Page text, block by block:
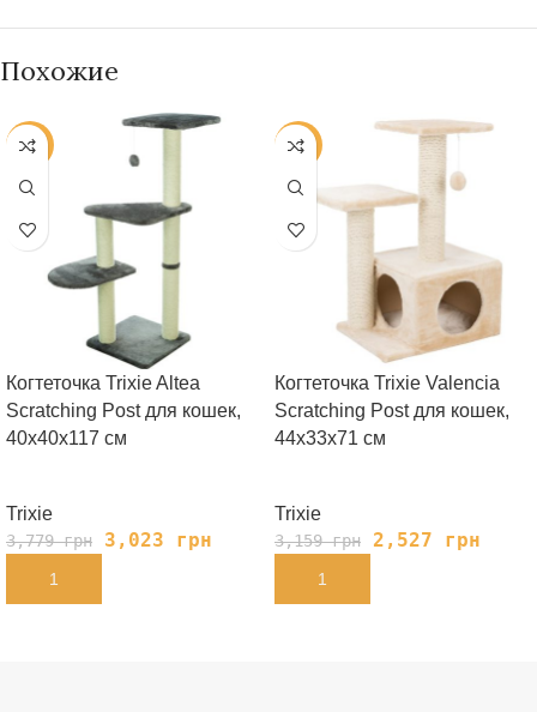
Похожие
-20%
Когтеточка Trixie Altea
Scratching Post для кошек,
40х40х117 см
Trixie
3,779грн 3,023 грн
В КОРЗИНУ
-20%
Когтеточка Trixie Valencia
Scratching Post для кошек,
44х33х71 см
Trixie
3,159грн 2,527 грн
В КОРЗИНУ